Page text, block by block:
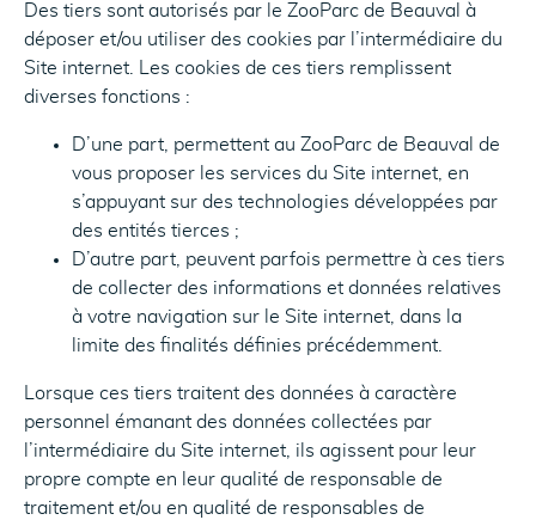
Des tiers sont autorisés par le ZooParc de Beauval à
déposer et/ou utiliser des cookies par l’intermédiaire du
Site internet. Les cookies de ces tiers remplissent
diverses fonctions :
D’une part, permettent au ZooParc de Beauval de
vous proposer les services du Site internet, en
s’appuyant sur des technologies développées par
des entités tierces ;
D’autre part, peuvent parfois permettre à ces tiers
de collecter des informations et données relatives
à votre navigation sur le Site internet, dans la
limite des finalités définies précédemment.
Lorsque ces tiers traitent des données à caractère
personnel émanant des données collectées par
l’intermédiaire du Site internet, ils agissent pour leur
propre compte en leur qualité de responsable de
traitement et/ou en qualité de responsables de